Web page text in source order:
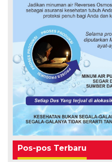
Pos-pos Terbaru